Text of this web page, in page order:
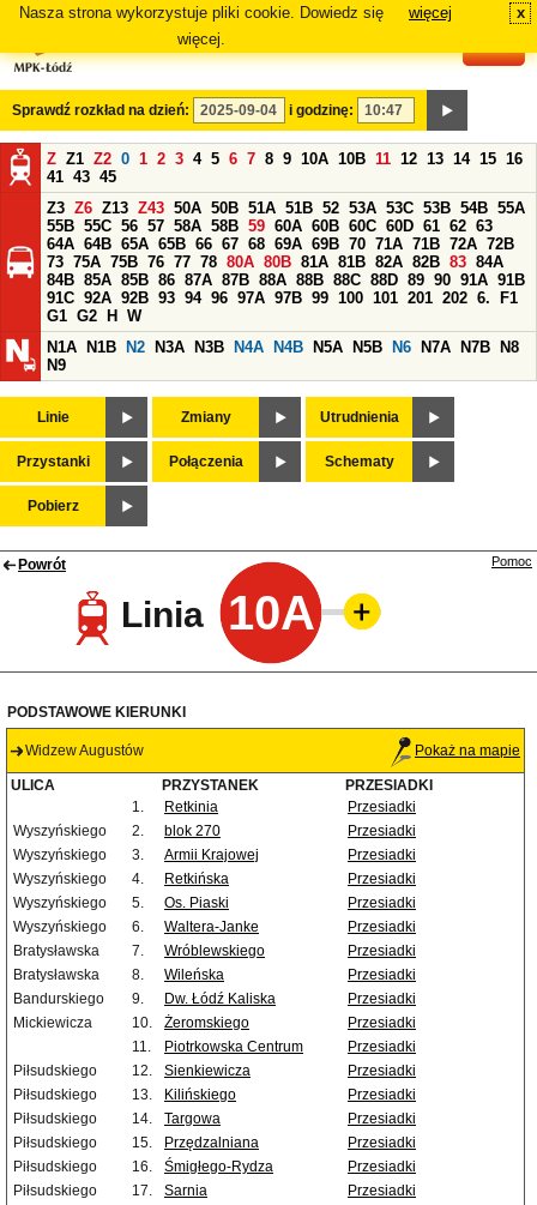
Nasza strona wykorzystuje pliki cookie. Dowiedz się
więcej.
więcej x
Sprawdź rozkład na dzień: i godzinę:
Z Z1 Z2 0 1 2 3 4 5 6 7 8 9 10A 10B 11 12 13 14 15 16
41 43 45
Z3 Z6 Z13 Z43 50A 50B 51A 51B 52 53A 53C 53B 54B 55A
55B 55C 56 57 58A 58B 59 60A 60B 60C 60D 61 62 63
64A 64B 65A 65B 66 67 68 69A 69B 70 71A 71B 72A 72B
73 75A 75B 76 77 78 80A 80B 81A 81B 82A 82B 83 84A
84B 85A 85B 86 87A 87B 88A 88B 88C 88D 89 90 91A 91B
91C 92A 92B 93 94 96 97A 97B 99 100 101 201 202 6.
F1
G1 G2 H
W
N1A
N1B N2 N3A N3B N4A N4B N5A N5B N6 N7A N7B
N8
N9
Linie Zmiany Utrudnienia
Przystanki Połączenia Schematy
Pobierz
Powrót
Linia 10A
Pomoc
PODSTAWOWE KIERUNKI
Widzew Augustów Pokaż na mapie
ULICA PRZYSTANEK
PRZESIADKI
1.
Retkinia
Przesiadki
Wyszyńskiego
2. blok 270
Przesiadki
Wyszyńskiego
3. Armii Krajowej
Przesiadki
Wyszyńskiego
4. Retkińska
Przesiadki
Wyszyńskiego
5. Os. Piaski
Przesiadki
Wyszyńskiego
6. Waltera-Janke
Przesiadki
Bratysławska
7. Wróblewskiego
Przesiadki
Bratysławska
8. Wileńska
Przesiadki
Bandurskiego
9. Dw. Łódź Kaliska
Przesiadki
Mickiewicza
10. Żeromskiego
Przesiadki
11.
Piotrkowska Centrum
Przesiadki
Piłsudskiego
12. Sienkiewicza
Przesiadki
Piłsudskiego
13. Kilińskiego
Przesiadki
Piłsudskiego
14. Targowa
Przesiadki
Piłsudskiego
15. Przędzalniana
Przesiadki
Piłsudskiego
16. Śmigłego-Rydza
Przesiadki
Piłsudskiego
17. Sarnia
Przesiadki